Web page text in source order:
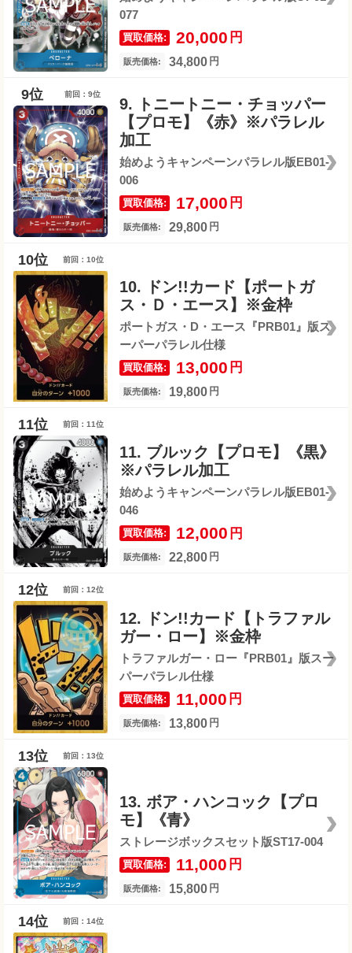
077
買取価格: 20,000 円
販売価格: 34,800 円
前回：9位
9. トニートニー・チョッパー
【プロモ】《赤》※パラレル
加工
始めようキャンペーンパラレル版EB01-
006
買取価格: 17,000 円
販売価格: 29,800 円
前回：10位
10. ドン!!カード【ポートガ
ス・Ｄ・エース】※金枠
ポートガス・D・エース『PRB01』版ス
ーパーパラレル仕様
買取価格: 13,000 円
販売価格: 19,800 円
前回：11位
11. ブルック【プロモ】《黒》
※パラレル加工
始めようキャンペーンパラレル版EB01-
046
買取価格: 12,000 円
販売価格: 22,800 円
前回：12位
12. ドン!!カード【トラファル
ガー・ロー】※金枠
トラファルガー・ロー『PRB01』版スー
パーパラレル仕様
買取価格: 11,000 円
販売価格: 13,800 円
前回：13位
13. ボア・ハンコック【プロ
モ】《青》
ストレージボックスセット版ST17-004
買取価格: 11,000 円
販売価格: 15,800 円
前回：14位